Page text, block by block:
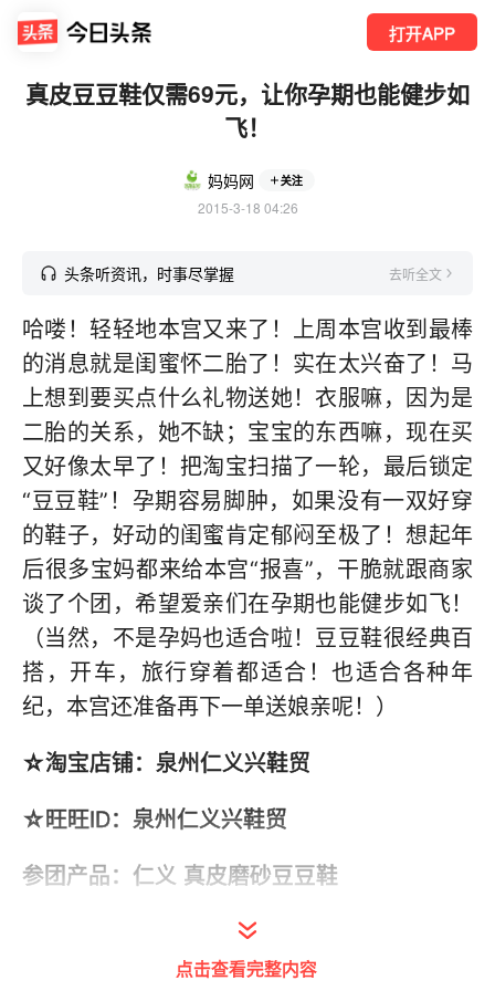
打开APP
真皮豆豆鞋仅需69元，让你孕期也能健步如
飞！
妈妈网 关注
2015-3-18 04:26
头条听资讯，时事尽掌握 去听全文
哈喽！轻轻地本宫又来了！上周本宫收到最棒
的消息就是闺蜜怀二胎了！实在太兴奋了！马
上想到要买点什么礼物送她！衣服嘛，因为是
二胎的关系，她不缺；宝宝的东西嘛，现在买
又好像太早了！把淘宝扫描了一轮，最后锁定
“豆豆鞋”！孕期容易脚肿，如果没有一双好穿
的鞋子，好动的闺蜜肯定郁闷至极了！想起年
后很多宝妈都来给本宫“报喜”，干脆就跟商家
谈了个团，希望爱亲们在孕期也能健步如飞！
（当然，不是孕妈也适合啦！豆豆鞋很经典百
搭，开车，旅行穿着都适合！也适合各种年
纪，本宫还准备再下一单送娘亲呢！）
☆淘宝店铺：泉州仁义兴鞋贸
☆旺旺ID：泉州仁义兴鞋贸
参团产品：仁义 真皮磨砂豆豆鞋
拍下69元！开团期间还送运费险！让你们买得
放心，买得安心！选用精致牛皮真皮材质，柔
点击查看完整内容